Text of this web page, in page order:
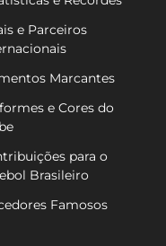
e Parceiros
Marcantes
e Cores do
para o
Brasileiro
Famosos